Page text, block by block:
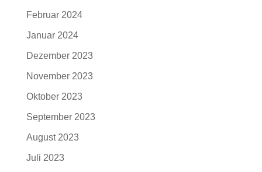
Februar 2024
Januar 2024
Dezember 2023
November 2023
Oktober 2023
September 2023
August 2023
Juli 2023